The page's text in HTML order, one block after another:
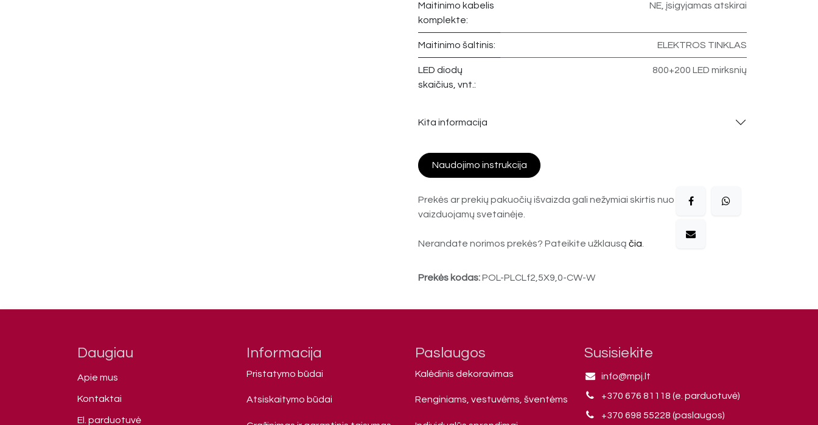
Maitinimo kabelis
komplekte:
NE, įsigyjamas atskirai
Maitinimo šaltinis: ELEKTROS TINKLAS
LED diodų
skaičius, vnt.:
800+200 LED mirksnių
Kita informacija
Naudojimo instrukcija
Prekės ar prekių pakuočių išvaizda gali nežymiai skirtis nuo
vaizduojamų svetainėje.
Nerandate norimos prekės? Pateikite užklausą čia
Prekės kodas:POL-PLCLf2,5X9,0-CW-W
Daugiau
Apie mus
Kontaktai
El. parduotuvė
Informacija
Pristatymo būdai
Atsiskaitymo būdai
Paslaugos
Kalėdinis dekoravimas
Renginiams, vestuvėms, šventėms
Susisiekite
info@mpj.lt
+370 676 81118 (e. parduotuvė)
+370 698 55228 (paslaugos)